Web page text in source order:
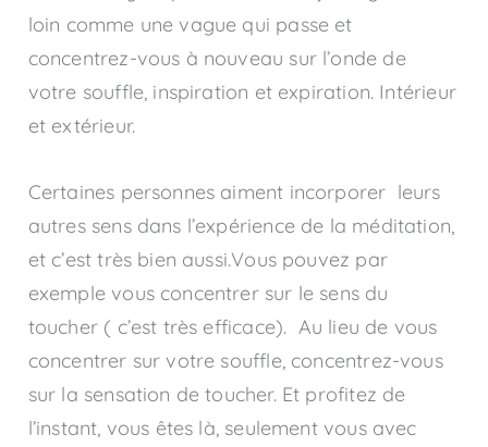
loin comme une vague qui passe et
concentrez-vous à nouveau sur l’onde de
votre souffle, inspiration et expiration. Intérieur
et extérieur.
Certaines personnes aiment incorporer leurs
autres sens dans l’expérience de la méditation,
et c’est très bien aussi.Vous pouvez par
exemple vous concentrer sur le sens du
toucher ( c’est très efficace). Au lieu de vous
concentrer sur votre souffle, concentrez-vous
sur la sensation de toucher. Et profitez de
l’instant, vous êtes là, seulement vous avec